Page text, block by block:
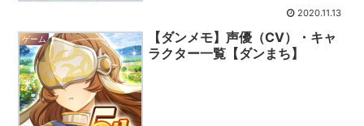
2020.11.13
ゲーム
【ダンメモ】声優（CV）・キャ
ラクター一覧【ダンまち】